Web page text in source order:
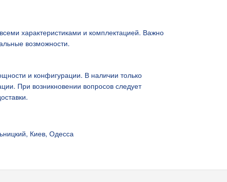
характеристиками и комплектацией. Важно
возможности.
и конфигурации. В наличии только
При возникновении вопросов следует
Киев, Одесса